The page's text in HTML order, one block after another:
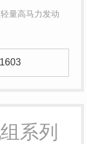
量高马力发动
组系列